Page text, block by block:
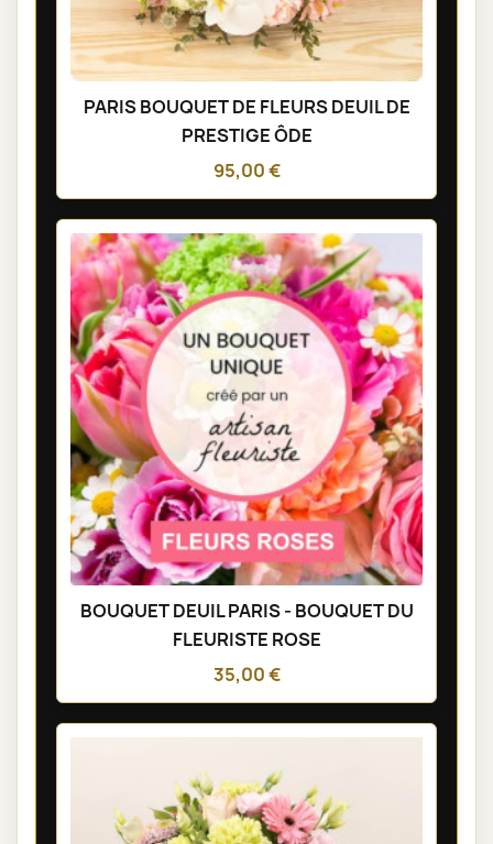
PARIS BOUQUET DE FLEURS DEUIL DE
PRESTIGE ÔDE
95,00 €
BOUQUET DEUIL PARIS - BOUQUET DU
FLEURISTE ROSE
35,00 €